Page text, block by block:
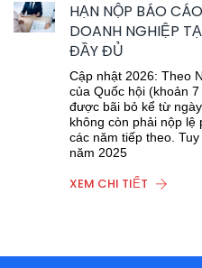
HẠN NỘP BÁO
DOANH NGHIỆP
ĐẦY ĐỦ
Cập nhật 2026: Theo
của Quốc hội (khoản
được bãi bỏ kể từ
không còn phải nộp lệ
các năm tiếp theo.
năm 2025
XEM CHI TIẾT